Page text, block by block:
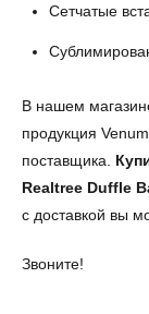
Сетчатые
В нашем
продукция
поставщика.
Realtree Duffle
с доставкой вы
Звоните!